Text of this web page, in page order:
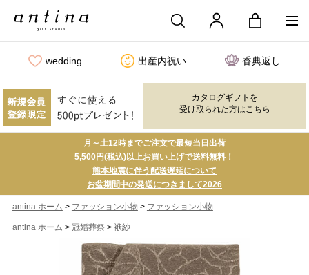
wedding 出産内祝い 香典返し
カタログギフトを
受け取られた方はこちら
月～土12時までご注文で最短当日出荷
5,500円(税込)以上お買い上げで送料無料！
熊本地震に伴う配送遅延について
お盆期間中の発送につきまして2026
antina ホーム > ファッション小物 > ファッション小物
antina ホーム > 冠婚葬祭> 袱紗